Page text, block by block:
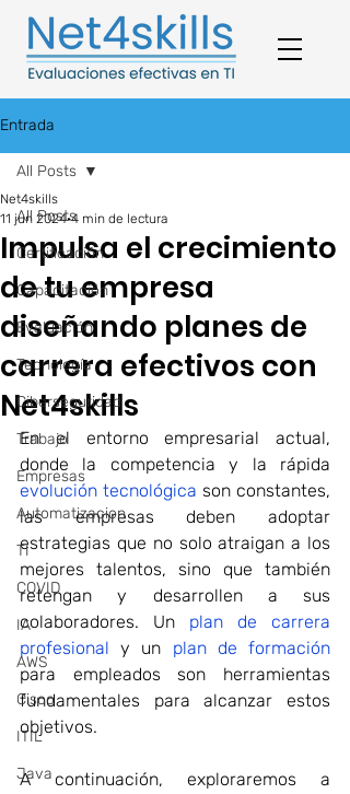
Entrada
All Posts
Certificación
Capacitación
Evaluación
Tecnología
Ciberseguridad
Trabajo
Empresas
Automatizacion
TI
COVID
IA
AWS
Cisco
ITIL
Java
All Posts
Impulsa el crecimiento
de tu empresa
diseñando planes de
carrera efectivos con
Net4skills
Net4skills
11 jun 2024 4 min de lectura
En el entorno empresarial actual,
evolución tecnológica son constantes,
las empresas deben adoptar
estrategias que no solo atraigan a los
mejores talentos, sino que también
retengan y desarrollen a sus
colaboradores. Un plan de carrera
profesional y un plan de formación
para empleados son herramientas
fundamentales para alcanzar estos
objetivos.
A continuación, exploraremos a